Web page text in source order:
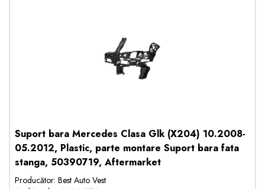
Suport bara Mercedes Clasa Glk (X204) 10.2008-
05.2012, Plastic, parte montare Suport bara fata
stanga, 50390719, Aftermarket
Producător: Best Auto Vest